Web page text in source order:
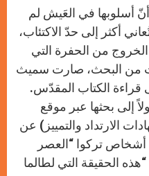
أنّ أسلوبها في العَيش لم
أكثر إلى حدّ الاكتئاب،
من الحفرة التي
من البحث، صارت سميث
قراءة الكتاب المقدّس.
إلى بحثها عبر موقع
الارتداد والتمييز) عن
أشخاص تركوا “العصر
الحقيقة التي لطالما